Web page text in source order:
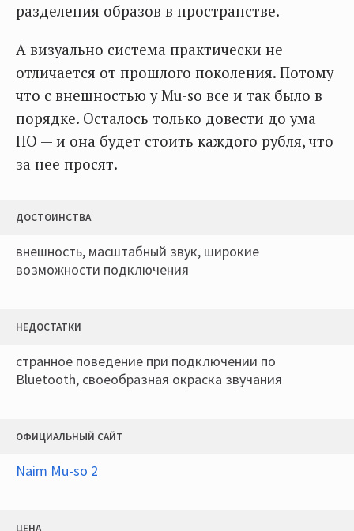
разделения образов в пространстве.
А визуально система практически не
отличается от прошлого поколения. Потому
что с внешностью у Mu-so все и так было в
порядке. Осталось только довести до ума
ПО — и она будет стоить каждого рубля, что
за нее просят.
ДОСТОИНСТВА
внешность, масштабный звук, широкие
возможности подключения
НЕДОСТАТКИ
странное поведение при подключении по
Bluetooth, своеобразная окраска звучания
ОФИЦИАЛЬНЫЙ САЙТ
Naim Mu-so 2
ЦЕНА